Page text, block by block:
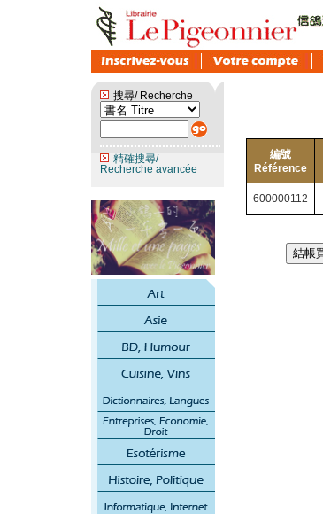
搜尋/ Recherche
精確搜尋/
Recherche avancée
編號
Référence
600000112